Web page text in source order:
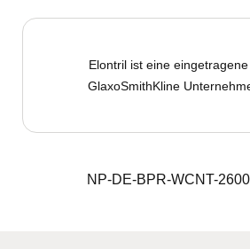
Elontril ist eine
GlaxoSmithKline
NP-DE-BPR-WCNT-